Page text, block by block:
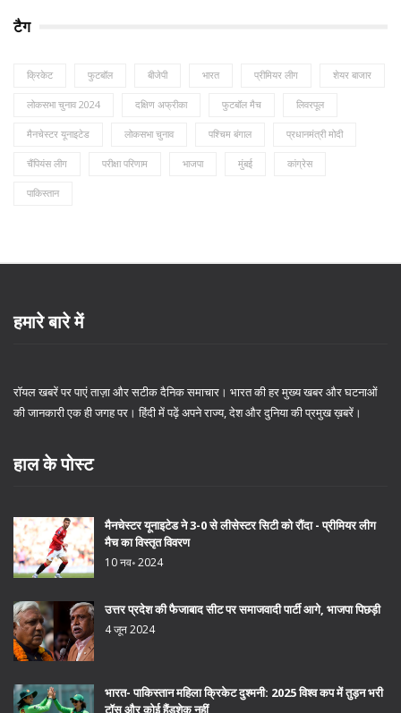
टैग
क्रिकेट फुटबॉल बीजेपी भारत प्रीमियर लीग शेयर बाजार
लोकसभा चुनाव 2024 दक्षिण अफ्रीका फुटबॉल मैच लिवरपूल
मैनचेस्टर यूनाइटेड लोकसभा चुनाव पश्चिम बंगाल प्रधानमंत्री मोदी
चैंपियंस लीग परीक्षा परिणाम भाजपा मुंबई कांग्रेस
पाकिस्तान
हमारे बारे में
रॉयल खबरें पर पाएं ताज़ा और सटीक दैनिक समाचार। भारत की हर मुख्य खबर और घटनाओं
की जानकारी एक ही जगह पर। हिंदी में पढ़ें अपने राज्य, देश और दुनिया की प्रमुख ख़बरें।
हाल के पोस्ट
मैनचेस्टर यूनाइटेड ने 3-0 से लीसेस्टर सिटी को रौंदा - प्रीमियर लीग
मैच का विस्तृत विवरण
10 नव॰ 2024
उत्तर प्रदेश की फैजाबाद सीट पर समाजवादी पार्टी आगे, भाजपा पिछड़ी
4 जून 2024
भारत- पाकिस्तान महिला क्रिकेट दुश्मनी: 2025 विश्व कप में तुड़न भरी
टॉस और कोई हैंडशेक नहीं